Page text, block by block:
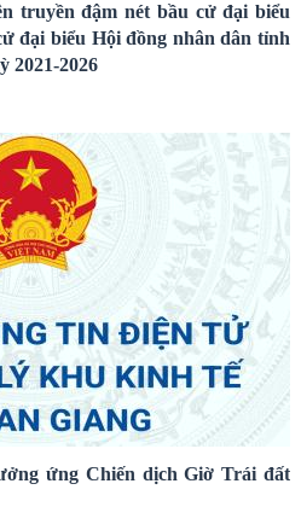
truyền đậm nét bầu cử đại biểu
đại biểu Hội đồng nhân dân tỉnh
2021-2026
ứng Chiến dịch Giờ Trái đất